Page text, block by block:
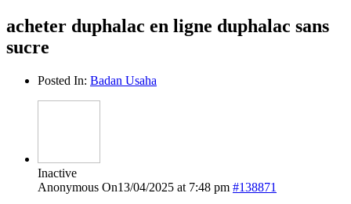
acheter duphalac en ligne duphalac sans
sucre
Posted In: Badan Usaha
Inactive
Anonymous On13/04/2025 at 7:48 pm #138871